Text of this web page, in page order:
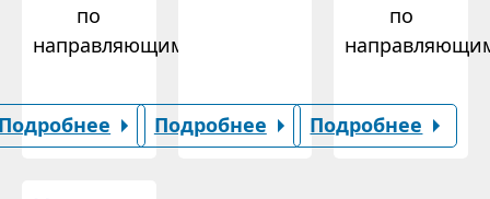
по
направляющим.
Подробнее
по
Подробнее